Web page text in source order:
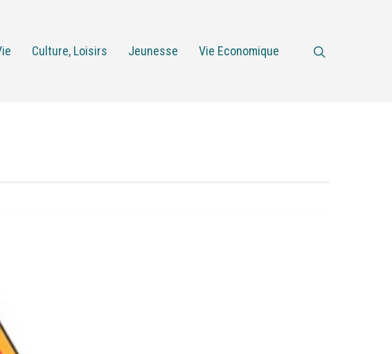
Culture, Loisirs Jeunesse Vie Economique